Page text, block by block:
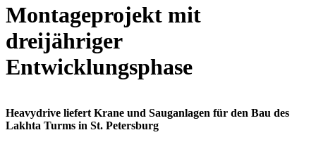
Montageprojekt mit
dreijähriger
Entwicklungsphase
Heavydrive liefert Krane und Sauganlagen für den Bau des
Lakhta Turms in St. Petersburg